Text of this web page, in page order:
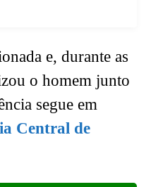
e, durante as
o homem junto
segue em
Central de